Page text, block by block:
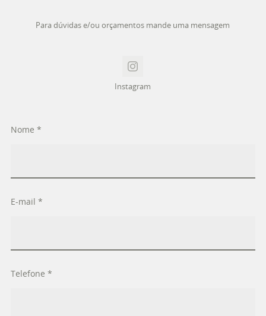
Para dúvidas e/ou orçamentos mande uma mensagem
Instagram
Nome *
E-mail *
Telefone *